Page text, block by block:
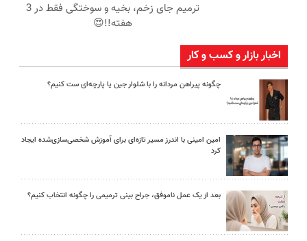
ترمیم جای زخم، بخیه و سوختگی فقط در 3
هفته!!😍
اخبار بازار و کسب و کار
چگونه پیراهن مردانه را با شلوار جین یا پارچه‌ای ست کنیم؟
امین امینی با اندرز مسیر تازه‌ای برای آموزش شخصی‌سازی‌شده ایجاد
کرد
بعد از یک عمل ناموفق، جراح بینی ترمیمی را چگونه انتخاب کنیم؟